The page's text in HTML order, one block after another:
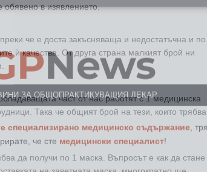
обявено в изявлението.
че е доста закъсняваща и недостатъчна и по
ѝ качества. От друга страна малкият брой ни
част от нас работят с 1 медицинска
Така че общият брой на тези, които трябва
да получи по 1 маска. Въпросът е как да стане
News
ЗА ОБЩОПРАКТИКУВАЩИЯ ЛЕКАР
специализирано медицинско съдържание,
че стемедицински специалист!